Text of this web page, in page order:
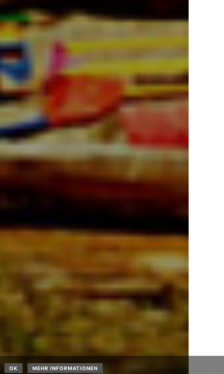
OK MEHR INFORMATIONEN